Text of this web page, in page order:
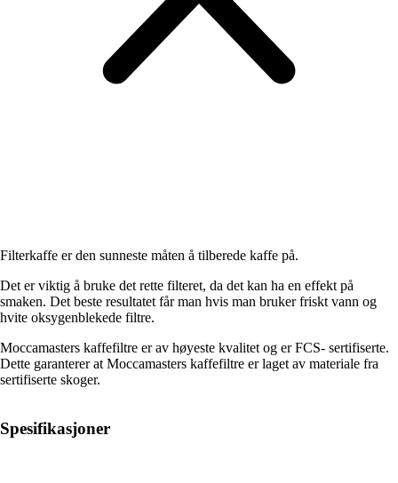
Filterkaffe er den sunneste måten å tilberede kaffe på.
Det er viktig å bruke det rette filteret, da det kan ha en effekt på
smaken. Det beste resultatet får man hvis man bruker friskt vann og
hvite oksygenblekede filtre.
Moccamasters kaffefiltre er av høyeste kvalitet og er FCS- sertifiserte.
Dette garanterer at Moccamasters kaffefiltre er laget av materiale fra
sertifiserte skoger.
Spesifikasjoner